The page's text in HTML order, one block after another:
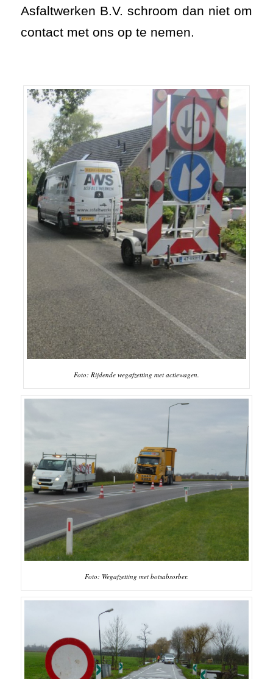
Asfaltwerken B.V. schroom dan niet om
contact met ons op te nemen.
Foto: Rijdende wegafzetting met actiewagen.
Foto: Wegafzetting met botsabsorber.